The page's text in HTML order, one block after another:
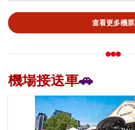
查看更多機票
機場接送車🚗